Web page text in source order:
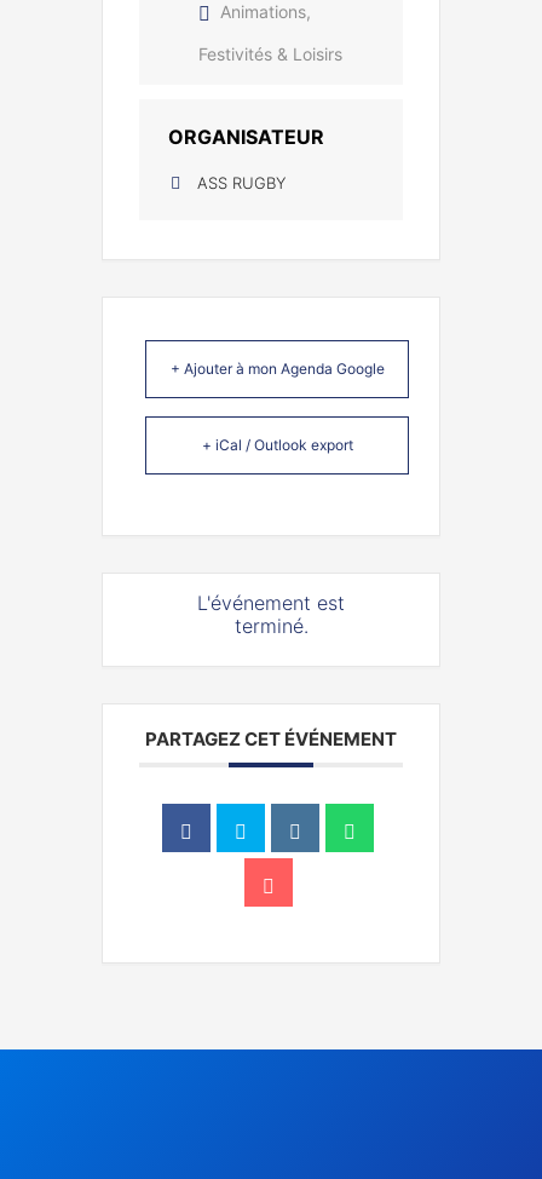
Animations,
Festivités & Loisirs
ORGANISATEUR
ASS RUGBY
+ Ajouter à mon Agenda Google
+ iCal / Outlook export
L'événement est
terminé.
PARTAGEZ CET ÉVÉNEMENT